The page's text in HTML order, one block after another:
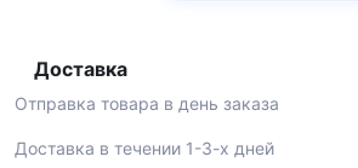
Доставка
Отправка товара в день заказа
Доставка в течении 1-3-х дней